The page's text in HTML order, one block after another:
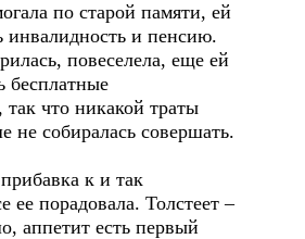
по старой памяти, ей
инвалидность и пенсию.
повеселела, еще ей
бесплатные
так что никакой траты
не собиралась совершать.
к и так
ее порадовала. Толстеет –
аппетит есть первый